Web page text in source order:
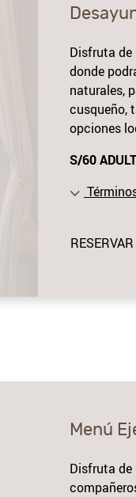
Disfruta
donde
naturales,
cusqueño,
opciones
S/60
Menú
Disfruta